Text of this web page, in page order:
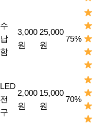
수
납
함
3,000
원
25,000
원
75%
LED
전
구
2,000
원
15,000
원
70%